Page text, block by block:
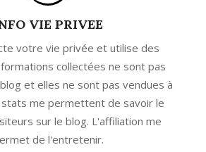
VIE PRIVEE
votre vie privée et utilise des
collectées ne sont pas
et elles ne sont pas vendues à
me permettent de savoir le
sur le blog. L'affiliation me
de l'entretenir.